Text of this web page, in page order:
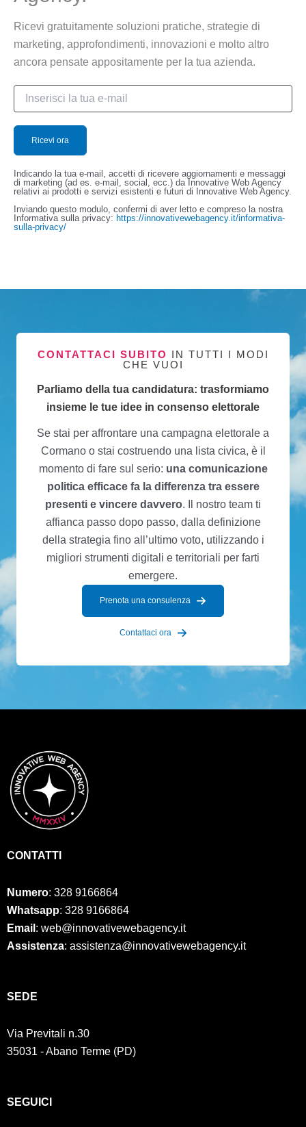
Ricevi gratuitamente soluzioni pratiche, strategie di
marketing, approfondimenti, innovazioni e molto altro
ancora pensate appositamente per la tua azienda.
Indicando la tua e-mail, accetti di ricevere aggiornamenti e messaggi
di marketing (ad es. e-mail, social, ecc.) da Innovative Web Agency
relativi ai prodotti e servizi esistenti e futuri di Innovative Web Agency.
Inviando questo modulo, confermi di aver letto e compreso la nostra
Informativa sulla privacy: https://innovativewebagency.it/informativa-
sulla-privacy/
CONTATTACI SUBITO IN TUTTI I MODI
CHE VUOI
Parliamo della tua candidatura: trasformiamo
insieme le tue idee in consenso elettorale
Se stai per affrontare una campagna elettorale a
Cormano o stai costruendo una lista civica, è il
momento di fare sul serio: una comunicazione
politica efficace fa la differenza tra essere
presenti e vincere davvero. Il nostro team ti
affianca passo dopo passo, dalla definizione
della strategia fino all’ultimo voto, utilizzando i
migliori strumenti digitali e territoriali per farti
emergere.
Prenota una consulenza
Contattaci ora
CONTATTI
Numero: 328 9166864
Whatsapp: 328 9166864
Email : web@innovativewebagency.it
Assistenza: assistenza@innovativewebagency.it
SED E
Via Previtali n.30
35031 - Abano Terme (PD)
SEGUICI